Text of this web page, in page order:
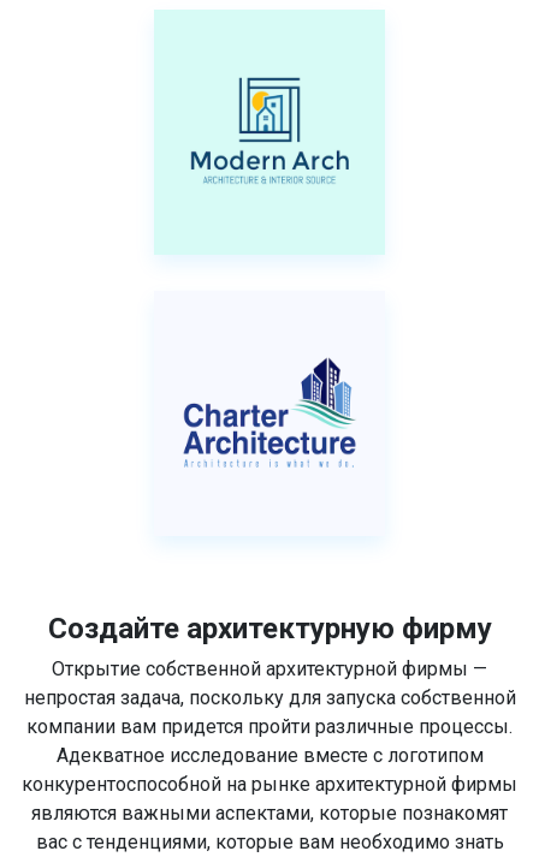
Создайте архитектурную фирму
Открытие собственной архитектурной фирмы —
непростая задача, поскольку для запуска собственной
компании вам придется пройти различные процессы.
Адекватное исследование вместе с логотипом
конкурентоспособной на рынке архитектурной фирмы
являются важными аспектами, которые познакомят
вас с тенденциями, которые вам необходимо знать